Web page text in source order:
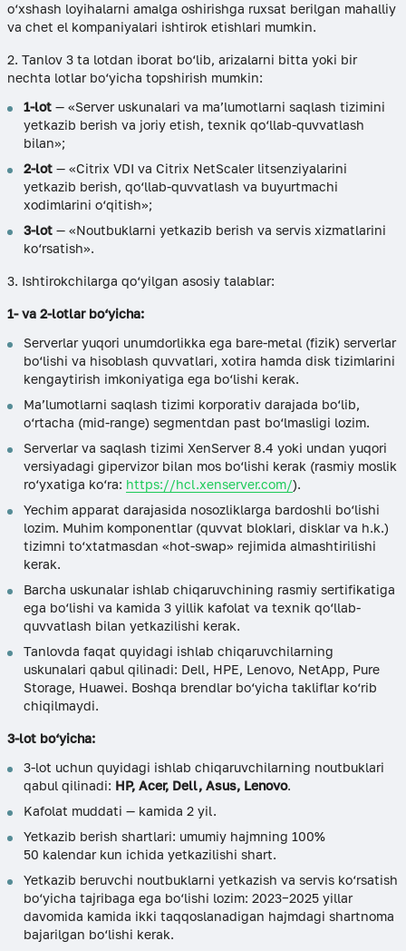
o‘xshash loyihalarni amalga oshirishga ruxsat berilgan mahalliy
va chet el kompaniyalari ishtirok etishlari mumkin.
2. Tanlov 3 ta lotdan iborat bo‘lib, arizalarni bitta yoki bir
nechta lotlar bo‘yicha topshirish mumkin:
1-lot — «Server uskunalari va ma’lumotlarni saqlash tizimini
yetkazib berish va joriy etish, texnik qo‘llab-quvvatlash
bilan»;
2-lot — «Citrix VDI va Citrix NetScaler litsenziyalarini
yetkazib berish, qo‘llab-quvvatlash va buyurtmachi
xodimlarini o‘qitish»;
3-lot — «Noutbuklarni yetkazib berish va servis xizmatlarini
ko‘rsatish».
3. Ishtirokchilarga qo‘yilgan asosiy talablar:
1- va 2-lotlar bo‘yicha:
Serverlar yuqori unumdorlikka ega bare-metal (fizik) serverlar
bo‘lishi va hisoblash quvvatlari, xotira hamda disk tizimlarini
kengaytirish imkoniyatiga ega bo‘lishi kerak.
Ma’lumotlarni saqlash tizimi korporativ darajada bo‘lib,
o‘rtacha (mid-range) segmentdan past bo‘lmasligi lozim.
Serverlar va saqlash tizimi XenServer 8.4 yoki undan yuqori
versiyadagi gipervizor bilan mos bo‘lishi kerak (rasmiy moslik
ro‘yxatiga ko‘ra: https://hcl.xenserver.com/).
Yechim apparat darajasida nosozliklarga bardoshli bo‘lishi
lozim. Muhim komponentlar (quvvat bloklari, disklar va h.k.)
tizimni to‘xtatmasdan «hot-swap» rejimida almashtirilishi
kerak.
Barcha uskunalar ishlab chiqaruvchining rasmiy sertifikatiga
ega bo‘lishi va kamida 3 yillik kafolat va texnik qo‘llab-
quvvatlash bilan yetkazilishi kerak.
Tanlovda faqat quyidagi ishlab chiqaruvchilarning
uskunalari qabul qilinadi: Dell, HPE, Lenovo, NetApp, Pure
Storage, Huawei. Boshqa brendlar bo‘yicha takliflar ko‘rib
chiqilmaydi.
3-lot bo‘yicha:
3-lot uchun quyidagi ishlab chiqaruvchilarning noutbuklari
qabul qilinadi: HP, Acer, Dell, Asus, Lenovo.
Kafolat muddati — kamida 2 yil.
Yetkazib berish shartlari: umumiy hajmning 100%
50 kalendar kun ichida yetkazilishi shart.
Yetkazib beruvchi noutbuklarni yetkazish va servis ko‘rsatish
bo‘yicha tajribaga ega bo‘lishi lozim: 2023−2025 yillar
davomida kamida ikki taqqoslanadigan hajmdagi shartnoma
bajarilgan bo‘lishi kerak.